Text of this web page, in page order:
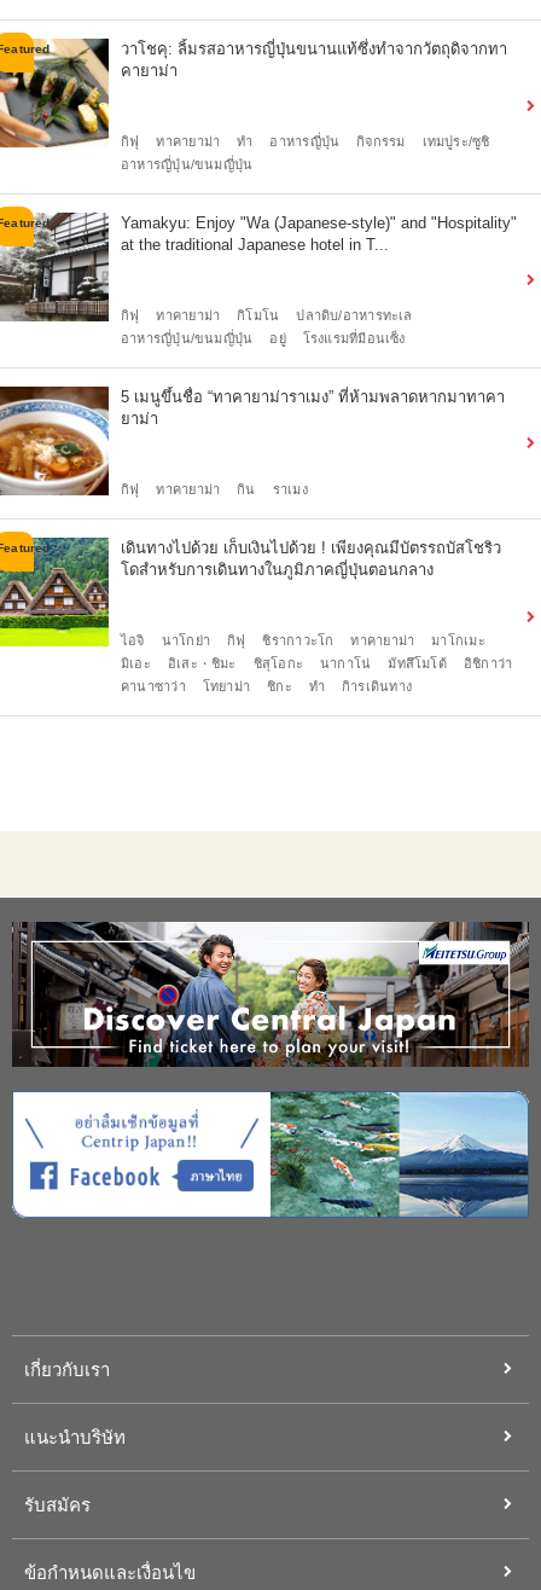
วาโชคุ: ลิ้มรสอาหารญี่ปุ่นขนานแท้ซึ่งทำจากวัตถุดิจากทา
คายาม่า
กิฟุ ทาคายาม่า ทำ อาหารญี่ปุ่น กิจกรรม
เทมปูระ/ซูชิ
อาหารญี่ปุ่น/ขนมญี่ปุ่น
Yamakyu: Enjoy "Wa (Japanese-style)" and "Hospitality"
at the traditional Japanese hotel in T...
กิฟุ ทาคายาม่า กิโมโน
ปลาดิบ/อาหารทะเล
อาหารญี่ปุ่น/ขนมญี่ปุ่น
อยู่ โรงแรมที่มีอนเซ็ง
5 เมนูขึ้นชื่อ “ทาคายาม่าราเมง” ที่ห้ามพลาดหากมาทาคา
ยาม่า
กิฟุ ทาคายาม่า กิน ราเมง
เดินทางไปด้วย เก็บเงินไปด้วย ! เพียงคุณมีบัตรรถบัสโชริว
โดสำหรับการเดินทางในภูมิภาคญี่ปุ่นตอนกลาง
ไอจิ นาโกย่า กิฟุ ชิรากาวะโก ทาคายาม่า
มาโกเมะ
มิเอะ
อิเสะ・ชิมะ ชิสุโอกะ นากาโน่ มัทสึโมโต้
อิชิกาว่า
คานาซาว่า
โทยาม่า ชิกะ ทำ กิารเดินทาง
เกี่ยวกับเรา
แนะนำบริษัท
รับสมัคร
ข้อกำหนดและเงื่อนไข